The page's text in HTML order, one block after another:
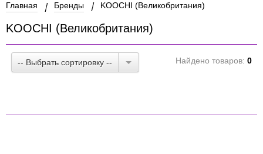
Главная Бренды KOOCHI (Великобритания)
KOOCHI (Великобритания)
-- Выбрать сортировку -- Найдено товаров: 0